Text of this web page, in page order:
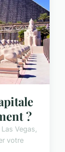
?
Vegas,
votre